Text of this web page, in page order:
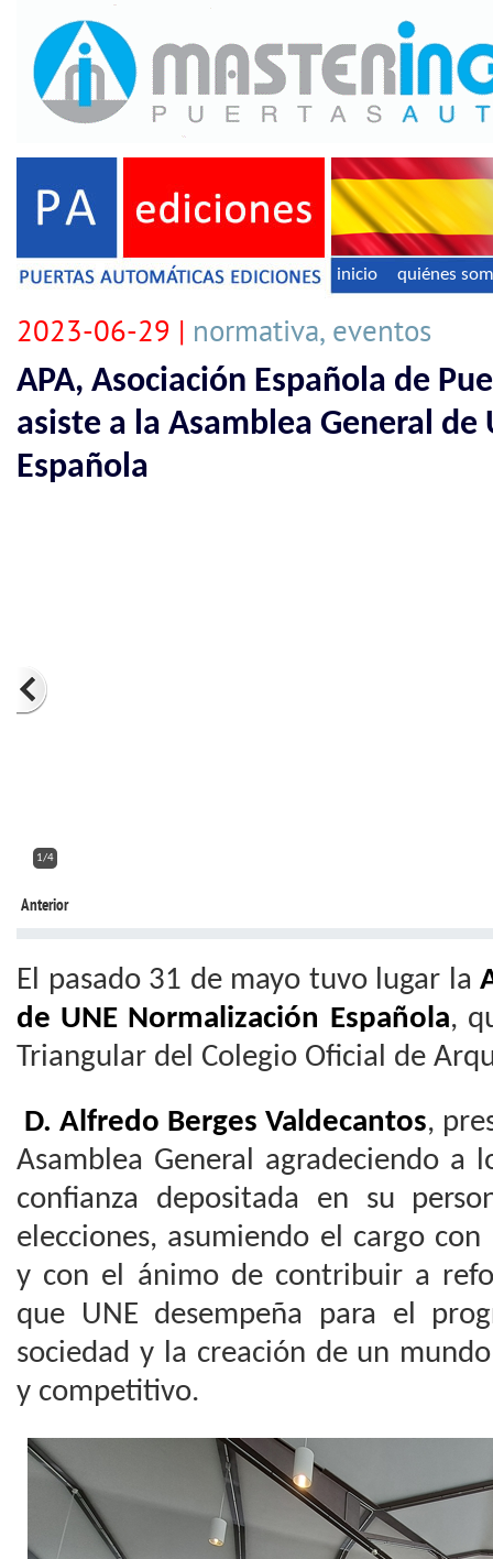
inicio quiénes
2023-06-29 | normativa, eventos
APA, Asociación Española de
asiste a la Asamblea General de
Española
2/4
Anterior
El pasado 31 de mayo tuvo lugar la
de UNE Normalización Española,
Triangular del Colegio Oficial de
D. Alfredo Berges Valdecantos,
Asamblea General agradeciendo a
confianza depositada en su
elecciones, asumiendo el cargo
y con el ánimo de contribuir a
que UNE desempeña para el
sociedad y la creación de un
y competitivo.